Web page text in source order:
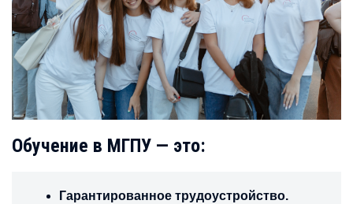
Обучение в МГПУ — это:
Гарантированное трудоустройство.